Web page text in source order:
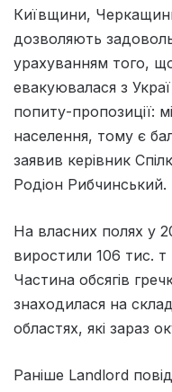
Київщини,
дозволяють
урахуванням того,
евакуювалася з
попиту-пропозиції:
населення, тому є
заявив керівник
Родіон Рибчинський.
На власних полях у
виростили 106 тис. т
Частина обсягів
знаходилася на
областях, які зараз
Раніше Landlord